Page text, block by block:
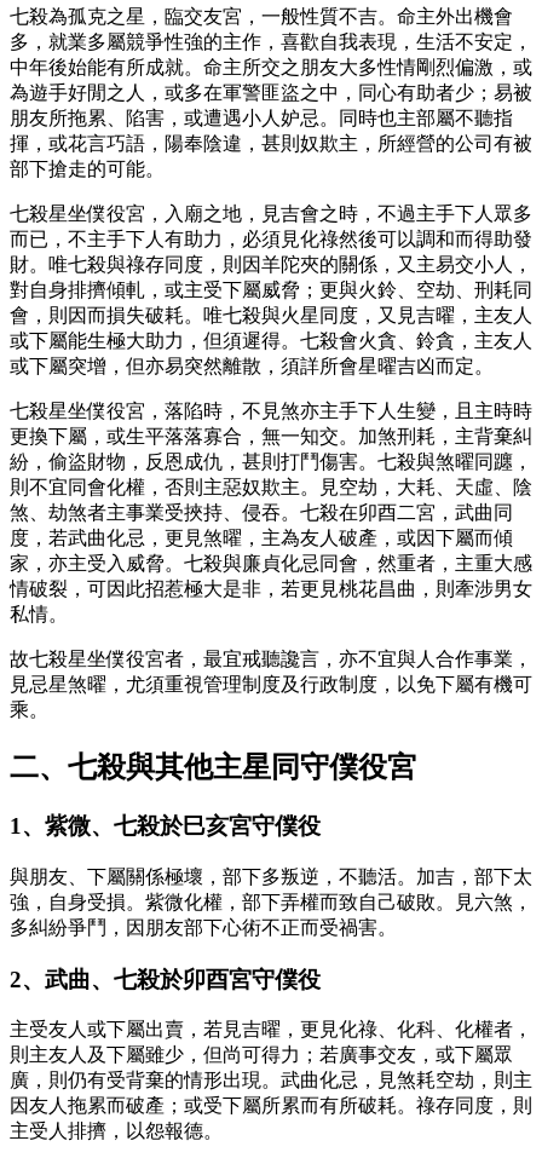
七殺為孤克之星，臨交友宮，一般性質不吉。命主外出機會
多，就業多屬競爭性強的主作，喜歡自我表現，生活不安定，
中年後始能有所成就。命主所交之朋友大多性情剛烈偏激，或
為遊手好閒之人，或多在軍警匪盜之中，同心有助者少；易被
朋友所拖累、陷害，或遭遇小人妒忌。同時也主部屬不聽指
揮，或花言巧語，陽奉陰違，甚則奴欺主，所經營的公司有被
部下搶走的可能。
七殺星坐僕役宮，入廟之地，見吉會之時，不過主手下人眾多
而已，不主手下人有助力，必須見化祿然後可以調和而得助發
財。唯七殺與祿存同度，則因羊陀夾的關係，又主易交小人，
對自身排擠傾軋，或主受下屬威脅；更與火鈴、空劫、刑耗同
會，則因而損失破耗。唯七殺與火星同度，又見吉曜，主友人
或下屬能生極大助力，但須遲得。七殺會火貪、鈴貪，主友人
或下屬突增，但亦易突然離散，須詳所會星曜吉凶而定。
七殺星坐僕役宮，落陷時，不見煞亦主手下人生變，且主時時
更換下屬，或生平落落寡合，無一知交。加煞刑耗，主背棄糾
紛，偷盜財物，反恩成仇，甚則打鬥傷害。七殺與煞曜同躔，
則不宜同會化權，否則主惡奴欺主。見空劫，大耗、天虛、陰
煞、劫煞者主事業受挾持、侵吞。七殺在卯酉二宮，武曲同
度，若武曲化忌，更見煞曜，主為友人破產，或因下屬而傾
家，亦主受入威脅。七殺與廉貞化忌同會，然重者，主重大感
情破裂，可因此招惹極大是非，若更見桃花昌曲，則牽涉男女
私情。
故七殺星坐僕役宮者，最宜戒聽讒言，亦不宜與人合作事業，
見忌星煞曜，尤須重視管理制度及行政制度，以免下屬有機可
乘。
二、七殺與其他主星同守僕役宮
1、紫微、七殺於巳亥宮守僕役
與朋友、下屬關係極壞，部下多叛逆，不聽活。加吉，部下太
強，自身受損。紫微化權，部下弄權而致自己破敗。見六煞，
多糾紛爭鬥，因朋友部下心術不正而受禍害。
2、武曲、七殺於卯酉宮守僕役
主受友人或下屬出賣，若見吉曜，更見化祿、化科、化權者，
則主友人及下屬雖少，但尚可得力；若廣事交友，或下屬眾
廣，則仍有受背棄的情形出現。武曲化忌，見煞耗空劫，則主
因友人拖累而破產；或受下屬所累而有所破耗。祿存同度，則
主受人排擠，以怨報德。